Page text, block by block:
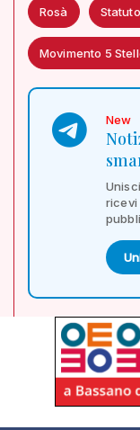
Rosà
Movimento 5
New
ricevi